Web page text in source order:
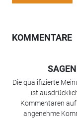
KOMMENTARE
Die qualifizierte
ist
Kommentaren
angenehme